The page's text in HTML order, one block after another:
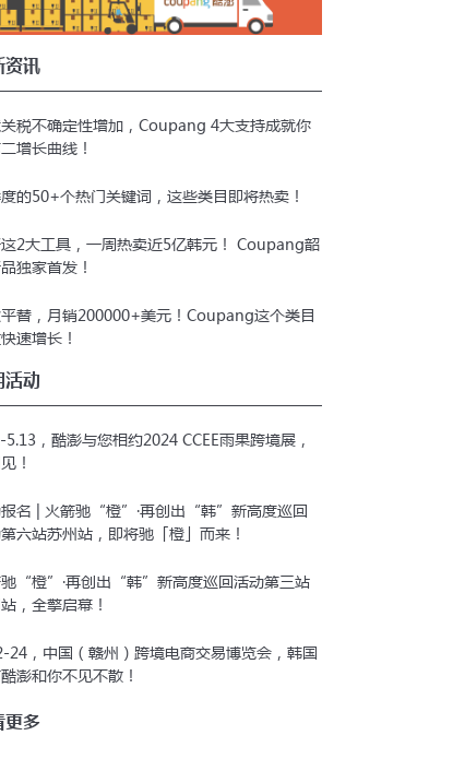
站Coupang.com完成注册
资讯
税不确定性增加，Coupang 4大支持成就你
增长曲线！
的50+个热门关键词，这些类目即将热卖！
2大工具，一周热卖近5亿韩元！ Coupang韶
独家首发！
替，月销200000+美元！Coupang这个类目
速增长！
活动
5.13，酷澎与您相约2024 CCEE雨果跨境展，
！
名 | 火箭驰“橙”·再创出“韩”新高度巡回
六站苏州站，即将驰「橙」而来！
驰“橙”·再创出“韩”新高度巡回活动第三站
，全擎启幕！
24，中国（赣州）跨境电商交易博览会，韩国
澎和你不见不散！
更多